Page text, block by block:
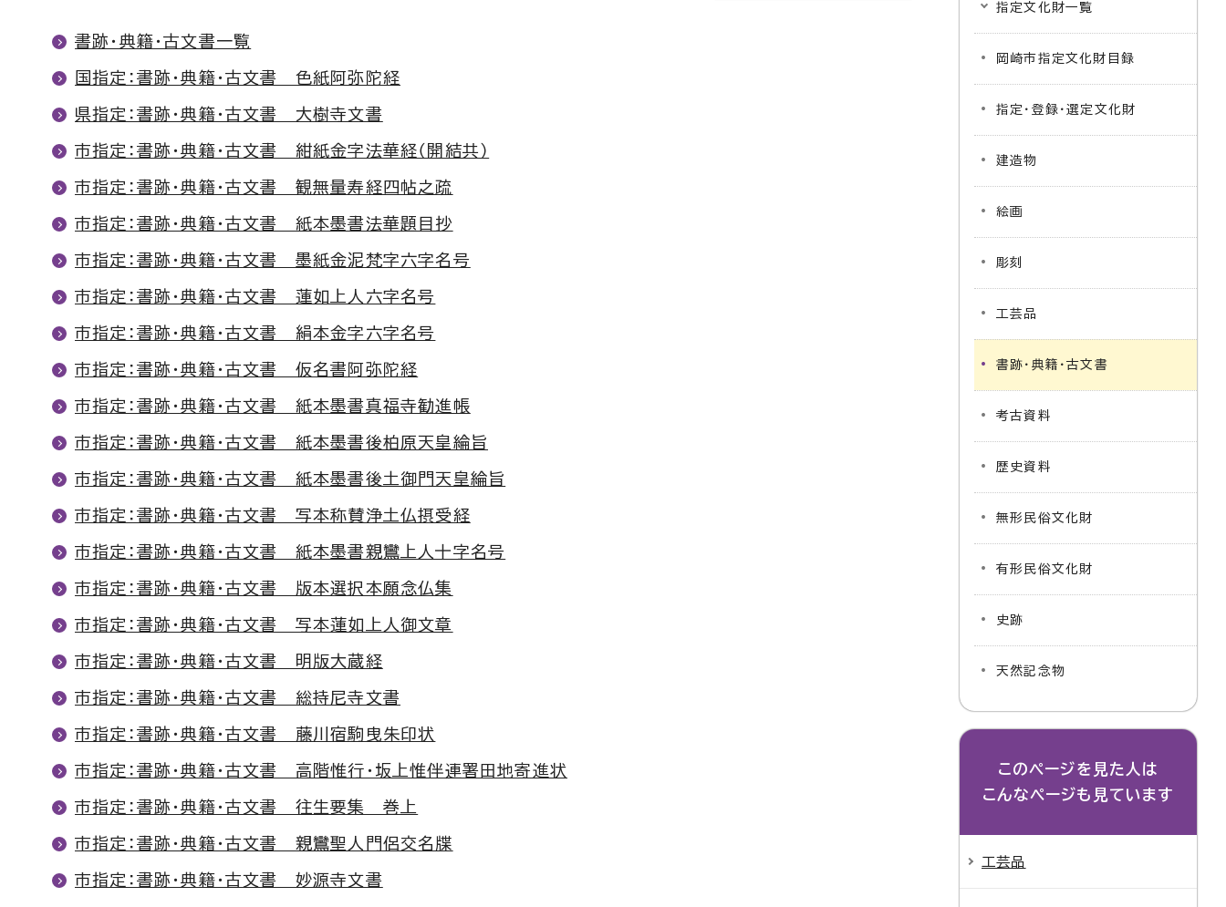
書跡・典籍・古文書一覧
国指定：書跡・典籍・古文書 色紙阿弥陀経
県指定：書跡・典籍・古文書 大樹寺文書
市指定：書跡・典籍・古文書 紺紙金字法華経（開結共）
市指定：書跡・典籍・古文書 観無量寿経四帖之疏
市指定：書跡・典籍・古文書 紙本墨書法華題目抄
市指定：書跡・典籍・古文書 墨紙金泥梵字六字名号
市指定：書跡・典籍・古文書 蓮如上人六字名号
市指定：書跡・典籍・古文書 絹本金字六字名号
市指定：書跡・典籍・古文書 仮名書阿弥陀経
市指定：書跡・典籍・古文書 紙本墨書真福寺勧進帳
市指定：書跡・典籍・古文書 紙本墨書後柏原天皇綸旨
市指定：書跡・典籍・古文書 紙本墨書後土御門天皇綸旨
市指定：書跡・典籍・古文書 写本称賛浄土仏摂受経
市指定：書跡・典籍・古文書 紙本墨書親鸞上人十字名号
市指定：書跡・典籍・古文書 版本選択本願念仏集
市指定：書跡・典籍・古文書 写本蓮如上人御文章
市指定：書跡・典籍・古文書 明版大蔵経
市指定：書跡・典籍・古文書 総持尼寺文書
市指定：書跡・典籍・古文書 藤川宿駒曳朱印状
市指定：書跡・典籍・古文書 高階惟行・坂上惟伴連署田地寄進状
市指定：書跡・典籍・古文書 往生要集 巻上
市指定：書跡・典籍・古文書 親鸞聖人門侶交名牒
市指定：書跡・典籍・古文書 妙源寺文書
指定文化財一覧
岡崎市指定文化財目録
指定・登録・選定文化財
建造物
絵画
彫刻
工芸品
書跡・典籍・古文書
考古資料
歴史資料
無形民俗文化財
有形民俗文化財
史跡
天然記念物
このページを見た人は
こんなページも見ています
工芸品